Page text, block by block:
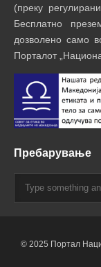
(преку
Бесплатно
дозволено само
Порталот
Пребарување
© 2025 Портал